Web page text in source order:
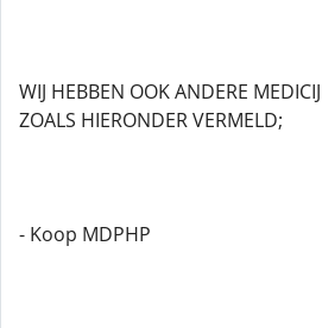
WIJ HEBBEN OOK ANDERE
ZOALS HIERONDER VERMELD;
- Koop MDPHP